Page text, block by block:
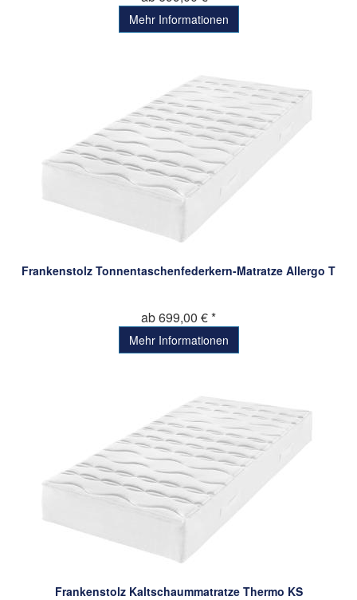
Mehr Informationen
Frankenstolz Tonnentaschenfederkern-Matratze Allergo T
ab 699,00 € *
Mehr Informationen
Frankenstolz Kaltschaummatratze Thermo KS